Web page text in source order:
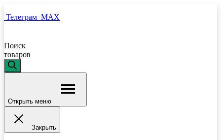
Телеграм MAX
Поиск
товаров
Открыть меню
Закрыть